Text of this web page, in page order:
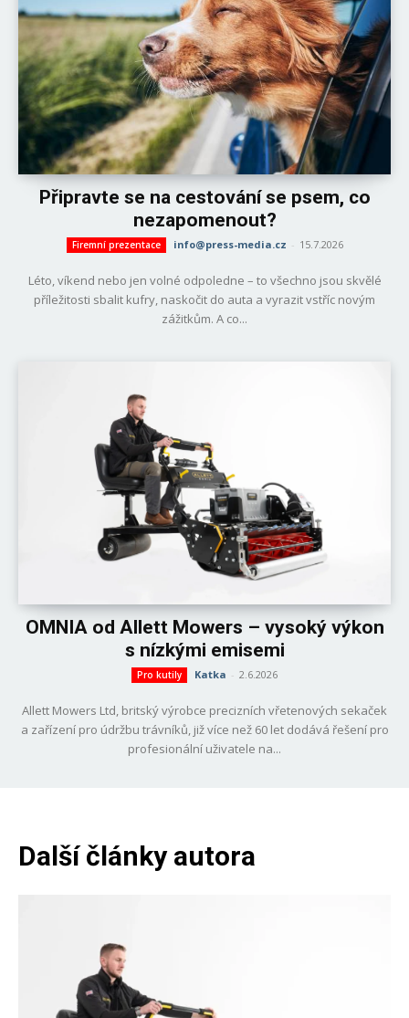
Připravte se na cestování se psem, co
nezapomenout?
Firemní prezentace info@press-media.cz - 15.7.2026
Léto, víkend nebo jen volné odpoledne – to všechno jsou skvělé
příležitosti sbalit kufry, naskočit do auta a vyrazit vstříc novým
zážitkům. A co...
OMNIA od Allett Mowers – vysoký výkon
s nízkými emisemi
Pro kutily Katka - 2.6.2026
Allett Mowers Ltd, britský výrobce precizních vřetenových sekaček
a zařízení pro údržbu trávníků, již více než 60 let dodává řešení pro
profesionální uživatele na...
Další články autora